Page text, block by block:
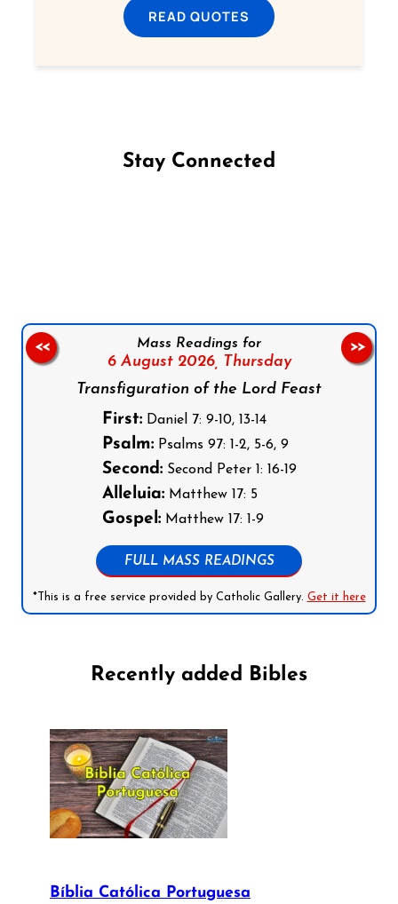
READ QUOTES
Stay Connected
Mass Readings for
6 August 2026, Thursday
Transfiguration of the Lord Feast
First:Daniel 7: 9-10, 13-14
Psalm:Psalms 97: 1-2, 5-6, 9
Second:Second Peter 1: 16-19
Alleluia:Matthew 17: 5
Gospel:Matthew 17: 1-9
FULL MASS READINGS
*This is a free service provided by Catholic Gallery. Get it here
<< >>
Recently added Bibles
Bíblia Católica Portuguesa